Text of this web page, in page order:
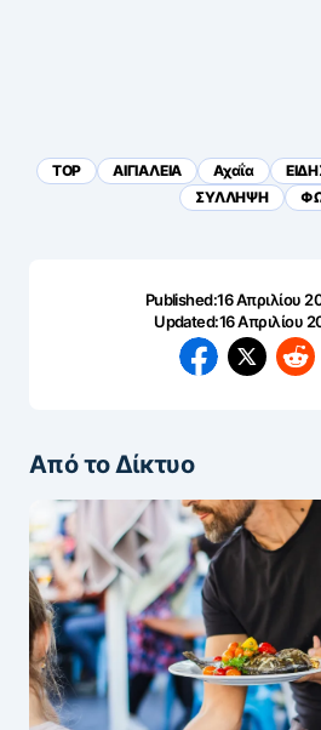
TOP ΑΙΓΙΑΛΕΙΑ Αχαΐα
ΣΥΛΛΗΨΗ
Published:16 Απριλίου
Updated:16 Απριλίου
Από το Δίκτυο